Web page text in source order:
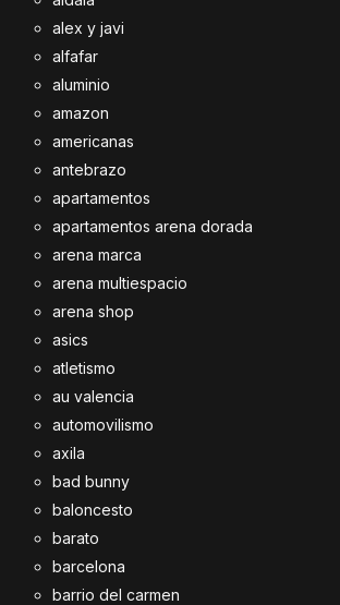
alex y javi
alfafar
aluminio
amazon
americanas
antebrazo
apartamentos
apartamentos arena dorada
arena marca
arena multiespacio
arena shop
asics
atletismo
au valencia
automovilismo
axila
bad bunny
baloncesto
barato
barcelona
barrio del carmen